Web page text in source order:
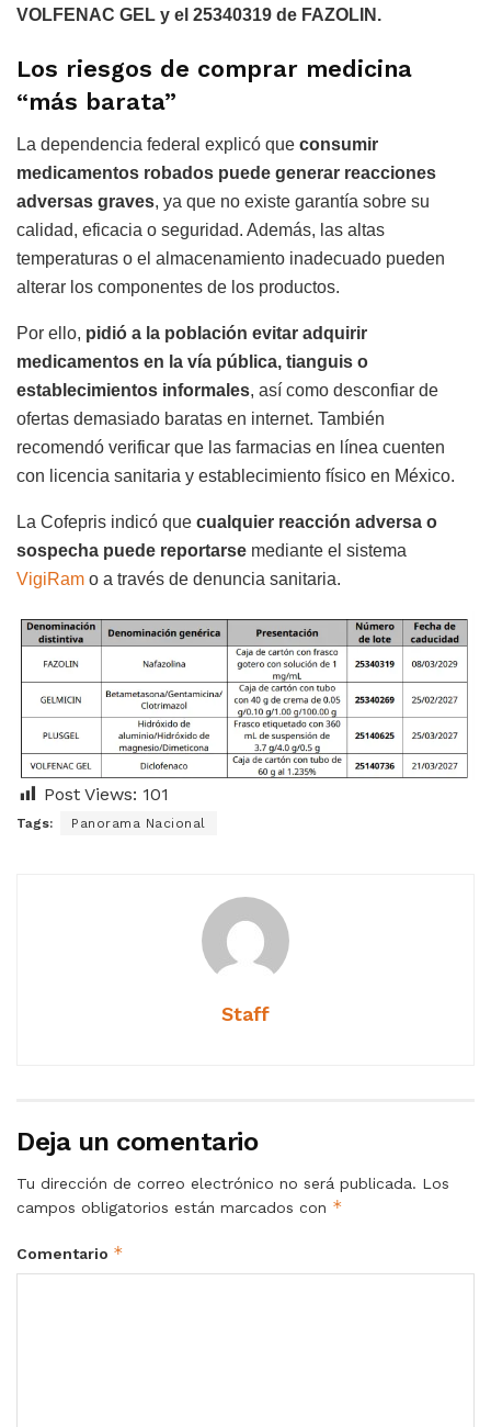
VOLFENAC GEL y el 25340319 de FAZOLIN.
Los riesgos de comprar medicina
“más barata”
La dependencia federal explicó que consumir
medicamentos robados puede generar reacciones
adversas graves, ya que no existe garantía sobre su
calidad, eficacia o seguridad. Además, las altas
temperaturas o el almacenamiento inadecuado pueden
alterar los componentes de los productos.
Por ello, pidió a la población evitar adquirir
medicamentos en la vía pública, tianguis o
establecimientos informales, así como desconfiar de
ofertas demasiado baratas en internet. También
recomendó verificar que las farmacias en línea cuenten
con licencia sanitaria y establecimiento físico en México.
La Cofepris indicó que cualquier reacción adversa o
sospecha puede reportarse mediante el sistema
VigiRam o a través de denuncia sanitaria.
Post Views: 101
Tags: Panorama Nacional
Staff
Deja un comentario
Tu dirección de correo electrónico no será publicada. Los
campos obligatorios están marcados con *
Comentario *